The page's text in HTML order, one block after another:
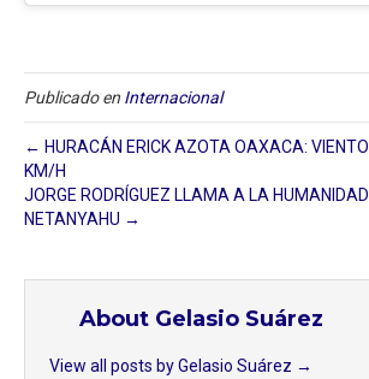
Publicado en Internacional
← HURACÁN ERICK AZOTA OAXACA:
KM/H
JORGE RODRÍGUEZ LLAMA A LA
NETANYAHU →
About Gelasio Suárez
View all posts by Gelasio Suárez →